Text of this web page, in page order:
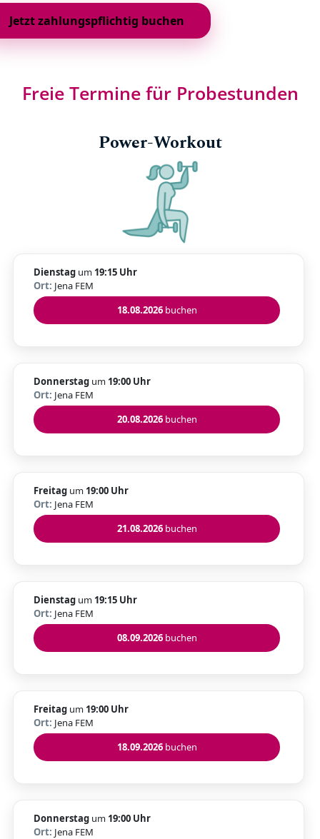
Freie Termine für Probestunden
Power-Workout
Dienstag um 19:15 Uhr
Ort: Jena FEM
18.08.2026buchen
Donnerstag um 19:00 Uhr
Ort: Jena FEM
20.08.2026buchen
Freitag um 19:00 Uhr
Ort: Jena FEM
21.08.2026buchen
Dienstag um 19:15 Uhr
Ort: Jena FEM
08.09.2026buchen
Freitag um 19:00 Uhr
Ort: Jena FEM
18.09.2026buchen
Donnerstag um 19:00 Uhr
Ort: Jena FEM